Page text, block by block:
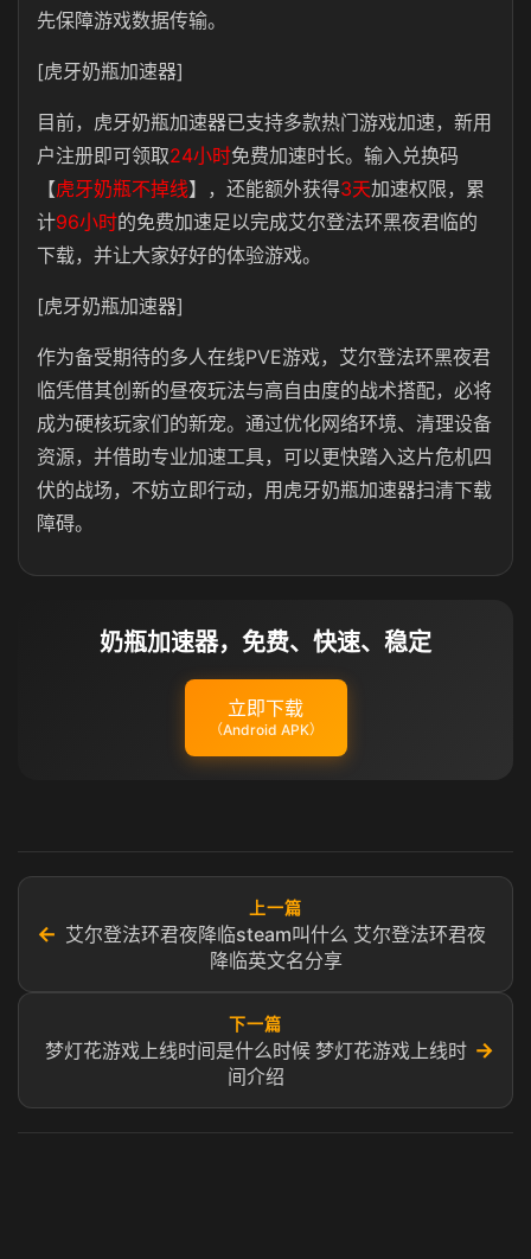
先保障游戏数据传输。
[虎牙奶瓶加速器]
目前，虎牙奶瓶加速器已支持多款热门游戏加速，新用
户注册即可领取24小时免费加速时长。输入兑换码
【虎牙奶瓶不掉线】，还能额外获得3天加速权限，累
计96小时的免费加速足以完成艾尔登法环黑夜君临的
下载，并让大家好好的体验游戏。
[虎牙奶瓶加速器]
作为备受期待的多人在线PVE游戏，艾尔登法环黑夜君
临凭借其创新的昼夜玩法与高自由度的战术搭配，必将
成为硬核玩家们的新宠。通过优化网络环境、清理设备
资源，并借助专业加速工具，可以更快踏入这片危机四
伏的战场，不妨立即行动，用虎牙奶瓶加速器扫清下载
障碍。
奶瓶加速器，免费、快速、稳定
立即下载
（Android APK）
←
上一篇
艾尔登法环君夜降临steam叫什么 艾尔登法环君夜
降临英文名分享
下一篇
梦灯花游戏上线时间是什么时候 梦灯花游戏上线时
间介绍
→